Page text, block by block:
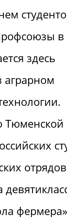
в
здесь
аграрном
Тюменской
фермера»